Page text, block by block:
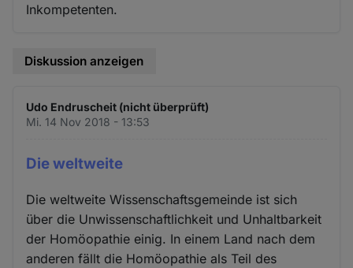
Inkompetenten.
Diskussion anzeigen
Udo Endruscheit (nicht überprüft)
Mi. 14 Nov 2018 - 13:53
Die weltweite
Die weltweite Wissenschaftsgemeinde ist sich
über die Unwissenschaftlichkeit und Unhaltbarkeit
der Homöopathie einig. In einem Land nach dem
anderen fällt die Homöopathie als Teil des